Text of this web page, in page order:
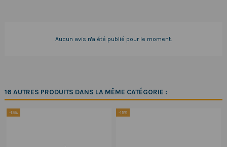
Aucun avis n'a été publié pour le moment.
16 AUTRES PRODUITS DANS LA MÊME CATÉGORIE :
-15% -15%